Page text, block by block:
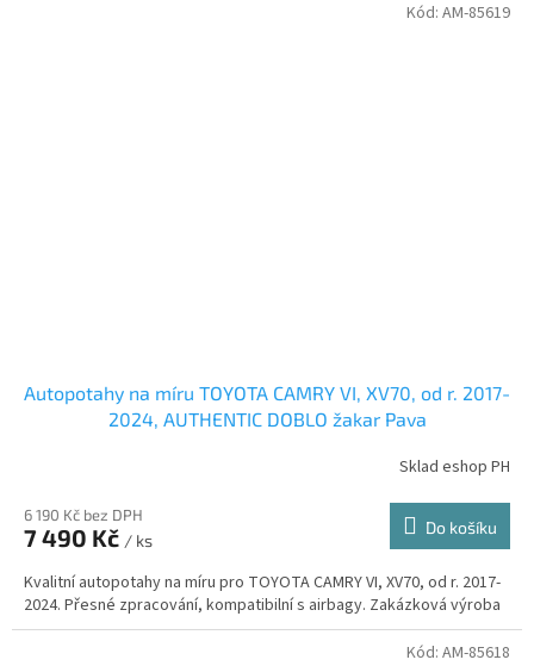
Autopotahy na míru TOYOTA CAMRY VI, XV70, od r. 2017-
2024, AUTHENTIC DOBLO žakar Pava
Sklad eshop PH
6 190 Kč bez DPH
7 490 Kč / ks
Do košíku
Kvalitní autopotahy na míru pro TOYOTA CAMRY VI, XV70, od r. 2017-
2024. Přesné zpracování, kompatibilní s airbagy. Zakázková výroba
Kód: AM-85619
Kód: AM-85618